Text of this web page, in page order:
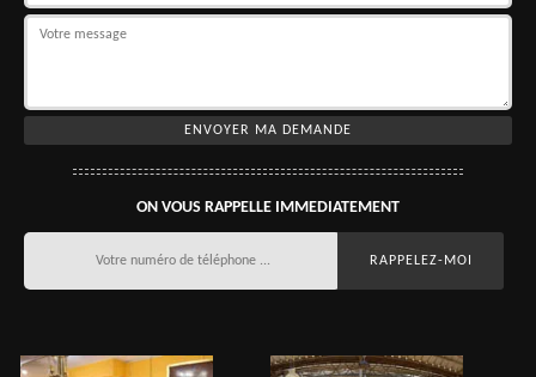
ON VOUS RAPPELLE IMMEDIATEMENT